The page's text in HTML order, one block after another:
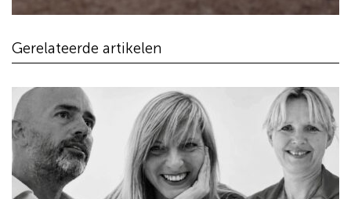
Gerelateerde artikelen